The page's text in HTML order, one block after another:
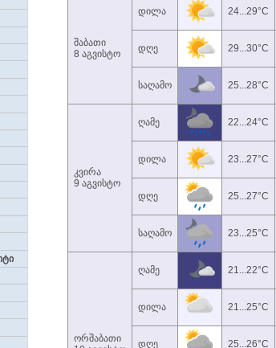
შაბათი
8 აგვისტო
დილა 24...29°C
დღე 29...30°C
საღამო 25...28°C
კვირა
9 აგვისტო
ღამე 22...24°C
დილა 23...27°C
დღე 25...27°C
საღამო 23...25°C
ორშაბათი
ღამე 21...22°C
დილა 21...25°C
დღე 25...26°C